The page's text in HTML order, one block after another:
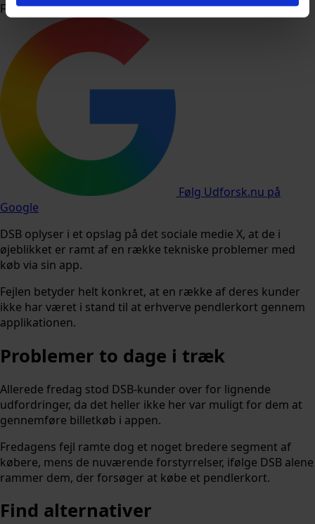
Foto: Bjoern Wylezich / Shutterstock.com
Følg Udforsk.nu på
Google
DSB oplyser i et opslag på det sociale medie X, at de i
øjeblikket er ramt af en række tekniske problemer med
køb via sin app.
Fejlen betyder helt konkret, at en række af deres kunder
ikke har været i stand til at erhverve pendlerkort gennem
applikationen.
Problemer to dage i træk
Allerede fredag stod DSB-kunder over for lignende
udfordringer, da det heller ikke her var muligt for dem at
gennemføre billetkøb i appen.
Fredagens fejl ramte dog et noget bredere segment af
købere, mens de nuværende forstyrrelser, ifølge DSB alene
rammer dem, der forsøger at købe et pendlerkort.
Find alternativer